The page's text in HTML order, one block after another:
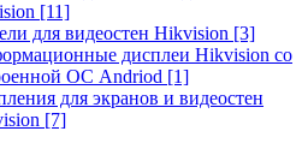
[11]
для видеостен Hikvision [3]
дисплеи Hikvision со
ОС Andriod [1]
для экранов и видеостен
[7]